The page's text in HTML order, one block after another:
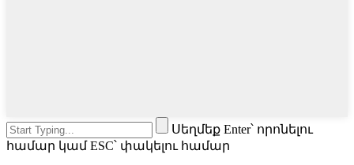
Սեղմեք Enter՝ որոնելու
համար կամ ESC՝ փակելու համար